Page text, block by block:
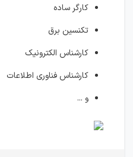
کارگر ساده
تکنسین برق
کارشناس الکترونیک
کارشناس فناوری اطلاعات
و ...